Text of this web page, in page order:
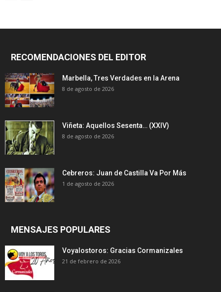
RECOMENDACIONES DEL EDITOR
Marbella, Tres Verdades en la Arena
8 de agosto de 2026
Viñeta: Aquellos Sesenta… (XXIV)
8 de agosto de 2026
Cebreros: Juan de Castilla Va Por Más
1 de agosto de 2026
MENSAJES POPULARES
Voyalostoros: Gracias Cormanizales
21 de febrero de 2026